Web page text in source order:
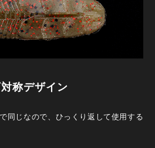
称デザイン
同じなので、ひっくり返して使用する